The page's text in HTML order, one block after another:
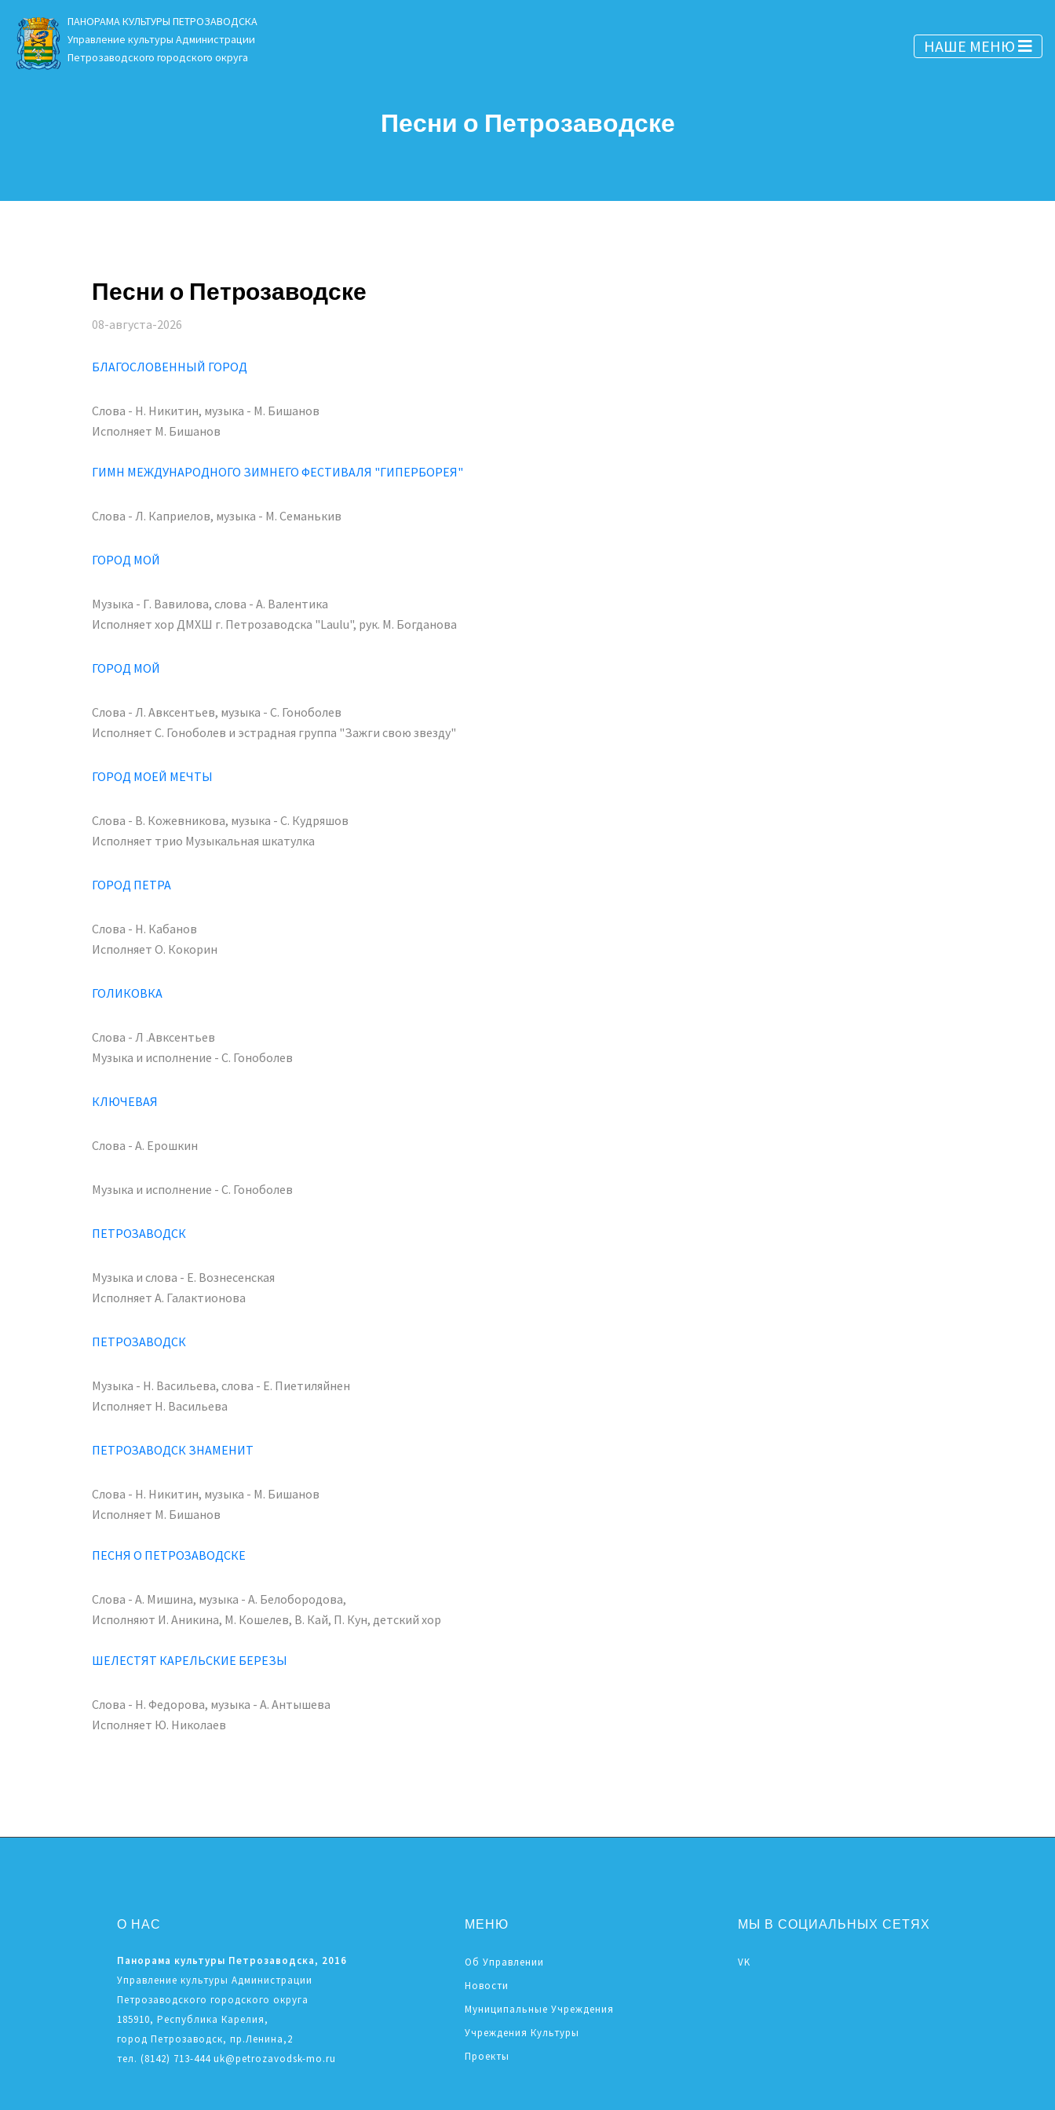
ПАНОРАМА КУЛЬТУРЫ ПЕТРОЗАВОДСКА
Управление культуры Администрации
Петрозаводского городского округа
НАШЕ МЕНЮ
Песни о Петрозаводске
Песни о Петрозаводске
08-августа-2026
БЛАГОСЛОВЕННЫЙ ГОРОД
Слова - Н. Никитин, музыка - М. Бишанов
Исполняет М. Бишанов
ГИМН МЕЖДУНАРОДНОГО ЗИМНЕГО ФЕСТИВАЛЯ "ГИПЕРБОРЕЯ"
Слова - Л. Каприелов, музыка - М. Семанькив
ГОРОД МОЙ
Музыка - Г. Вавилова, слова - А. Валентика
Исполняет хор ДМХШ г. Петрозаводска "Laulu", рук. М. Богданова
ГОРОД МОЙ
Слова - Л. Авксентьев, музыка - С. Гоноболев
Исполняет С. Гоноболев и эстрадная группа "Зажги свою звезду"
ГОРОД МОЕЙ МЕЧТЫ
Слова - В. Кожевникова, музыка - С. Кудряшов
Исполняет трио Музыкальная шкатулка
ГОРОД ПЕТРА
Слова - Н. Кабанов
Исполняет О. Кокорин
ГОЛИКОВКА
Слова - Л .Авксентьев
Музыка и исполнение - С. Гоноболев
КЛЮЧЕВАЯ
Слова - А. Ерошкин
Музыка и исполнение - С. Гоноболев
ПЕТРОЗАВОДСК
Музыка и слова - Е. Вознесенская
Исполняет А. Галактионова
ПЕТРОЗАВОДСК
Музыка - Н. Васильева, слова - Е. Пиетиляйнен
Исполняет Н. Васильева
ПЕТРОЗАВОДСК ЗНАМЕНИТ
Слова - Н. Никитин, музыка - М. Бишанов
Исполняет М. Бишанов
ПЕСНЯ О ПЕТРОЗАВОДСКЕ
Слова - А. Мишина, музыка - А. Белобородова,
Исполняют И. Аникина, М. Кошелев, В. Кай, П. Кун, детский хор
ШЕЛЕСТЯТ КАРЕЛЬСКИЕ БЕРЕЗЫ
Слова - Н. Федорова, музыка - А. Антышева
Исполняет Ю. Николаев
О НАС
Панорама культуры Петрозаводска, 2016
Управление культуры Администрации
Петрозаводского городского округа
185910, Республика Карелия,
город Петрозаводск, пр.Ленина,2
тел. (8142) 713-444 uk@petrozavodsk-mo.ru
МЕНЮ
Об Управлении
Новости
Муниципальные Учреждения
Учреждения Культуры
Проекты
МЫ В СОЦИАЛЬНЫХ СЕТЯХ
VK